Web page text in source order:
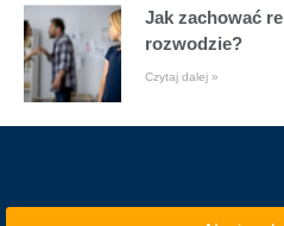
Jak zachować
rozwodzie?
Czytaj dalej »